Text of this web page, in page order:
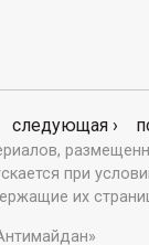
следующая ›
при
их